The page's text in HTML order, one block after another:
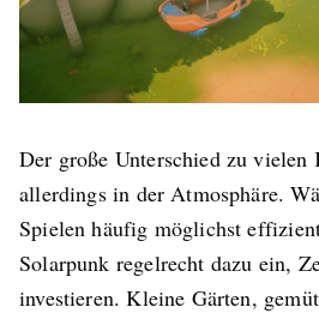
Der große Unterschied zu vielen
allerdings in der Atmosphäre.
Spielen häufig möglichst
Solarpunk regelrecht dazu ein,
investieren. Kleine Gärten,